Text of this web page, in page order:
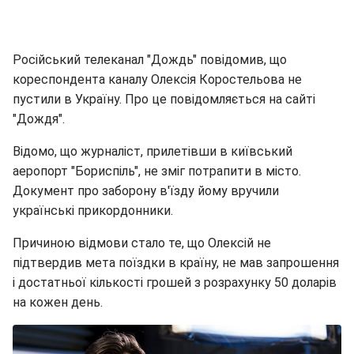
Російський телеканал "Дождь" повідомив, що
кореспондента каналу Олексія Коростельова не
пустили в Україну. Про це повідомляється на сайті
"Дождя".
Відомо, що журналіст, прилетівши в київський
аеропорт "Бориспіль", не зміг потрапити в місто.
Документ про заборону в'їзду йому вручили
українські прикордонники.
Причиною відмови стало те, що Олексій не
підтвердив мета поїздки в країну, не мав запрошення
і достатньої кількості грошей з розрахунку 50 доларів
на кожен день.